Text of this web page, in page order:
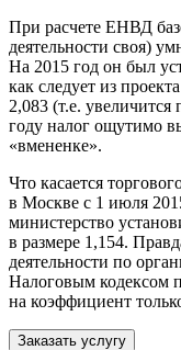
При расчете ЕНВД
деятельности своя)
На 2015 год он был
как следует из
2,083 (т.е.
году налог ощутимо
«вмененке».
Что касается
в Москве с 1 июля
министерство
в размере 1,154.
деятельности по
Налоговым кодексом
на коэффициент
Заказать услугу